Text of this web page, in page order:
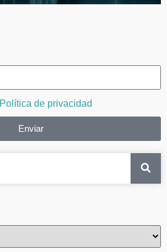
Política de privacidad
Enviar